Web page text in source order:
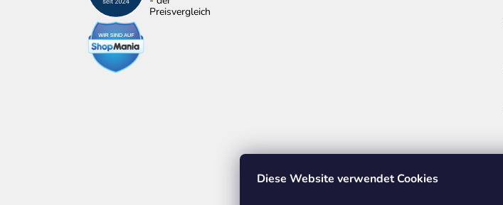
Diese Website verwendet Cookies